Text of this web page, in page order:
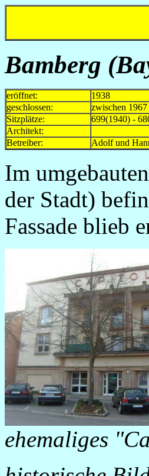
Bamberg
eröffnet:
1938
geschlossen:
zwischen
Sitzplätze:
699(1940) -
Architekt:
Betreiber:
Adolf und
Im
der Stadt)
Fassade blieb
ehemaliges